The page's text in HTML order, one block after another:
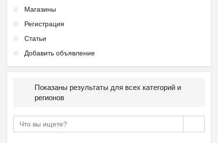
Магазины
Регистрация
Статьи
Добавить объявление
Показаны результаты для всех категорий и
регионов